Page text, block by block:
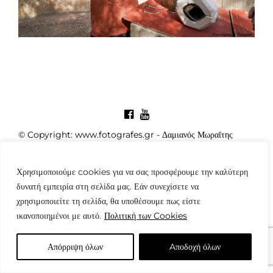
Χρησιμοποιούμε cookies για να σας προσφέρουμε την καλύτερη
δυνατή εμπειρία στη σελίδα μας. Εάν συνεχίσετε να
χρησιμοποιείτε τη σελίδα, θα υποθέσουμε πως είστε
ικανοποιημένοι με αυτό. Πολιτική των Cookies
Απόρριψη όλων Aποδοχή όλων
© Copyright: www.fotografes.gr - Δαμιανός Μωραΐτης